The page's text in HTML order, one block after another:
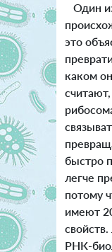
Один
это
каком
быстро
легче
потому
имеют
РНК-